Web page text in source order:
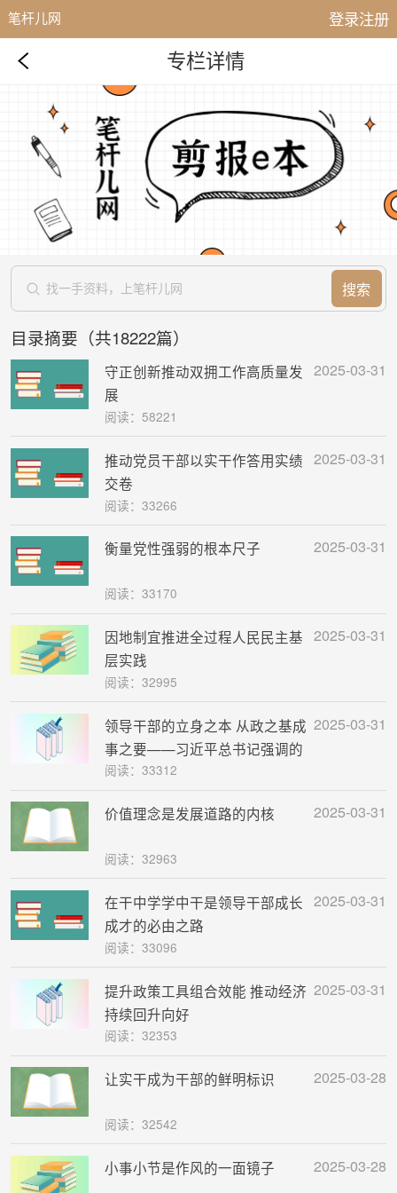
笔杆儿网 登录注册
专栏详情
搜索
目录摘要（共18222篇）
守正创新推动双拥工作高质量发
展
阅读：58221
2025-03-31
推动党员干部以实干作答用实绩
交卷
阅读：33266
2025-03-31
衡量党性强弱的根本尺子
阅读：33170
2025-03-31
因地制宜推进全过程人民民主基
层实践
阅读：32995
2025-03-31
领导干部的立身之本 从政之基成
事之要——习近平总书记强调的
“政德”
阅读：33312
2025-03-31
价值理念是发展道路的内核
阅读：32963
2025-03-31
在干中学学中干是领导干部成长
成才的必由之路
阅读：33096
2025-03-31
提升政策工具组合效能 推动经济
持续回升向好
阅读：32353
2025-03-31
让实干成为干部的鲜明标识
阅读：32542
2025-03-28
小事小节是作风的一面镜子 2025-03-28